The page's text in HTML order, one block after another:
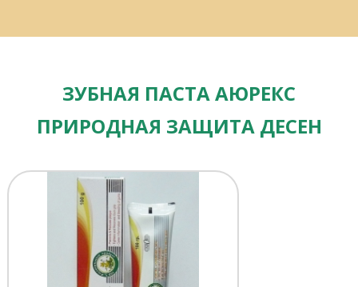
ЗУБНАЯ ПАСТА АЮРЕКС
ПРИРОДНАЯ ЗАЩИТА ДЕСЕН